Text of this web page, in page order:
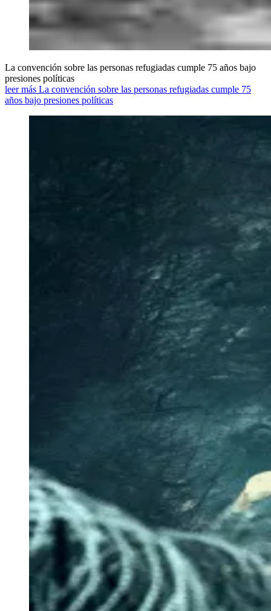
La convención sobre las personas refugiadas cumple 75 años bajo
presiones políticas
leer más La convención sobre las personas refugiadas cumple 75
años bajo presiones políticas